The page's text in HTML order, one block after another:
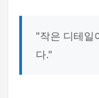
"작은 디테일
다."